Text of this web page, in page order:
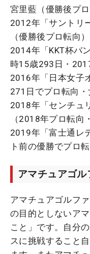
宮里藍（優勝後プロ
2012年「サントリ
（優勝後プロ転向）
2014年「KKT杯バ
時15歳293日・
2016年「日本女子
271日でプロ転向・
2018年「センチュ
（2018年プロ転向
2019年「富士通レ
ト前の優勝でプロ転
アマチュアゴル
アマチュアゴルフ
の目的としないア
こと」です。自分
スに挑戦すること